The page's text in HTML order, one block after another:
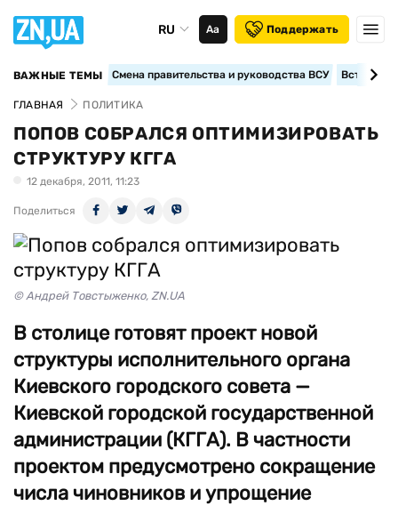
RU Аа Поддержать
ВАЖНЫЕ ТЕМЫ Смена правительства и руководства ВСУ
ГЛАВНАЯ ПОЛИТИКА
ПОПОВ СОБРАЛСЯ ОПТИМИЗИРОВАТЬ
СТРУКТУРУ КГГА
12 декабря, 2011, 11:23
Поделиться
© Андрей Товстыженко, ZN.UA
В столице готовят проект новой
структуры исполнительного органа
Киевского городского совета —
Киевской городской государственной
администрации (КГГА). В частности
проектом предусмотрено сокращение
числа чиновников и упрощение